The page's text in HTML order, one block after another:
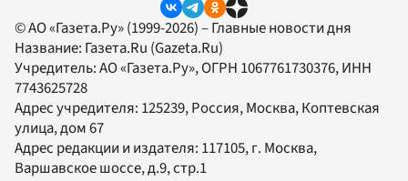
© АО «Газета.Ру» (1999-2026) – Главные новости дня
Название: Газета.Ru (Gazeta.Ru)
Учредитель:АО «Газета.Ру», ОГРН 1067761730376, ИНН
7743625728
Адрес учредителя: 125239, Россия, Москва, Коптевская
улица, дом 67
Адрес редакции и издателя: 117105, г. Москва,
Варшавское шоссе, д.9, стр.1